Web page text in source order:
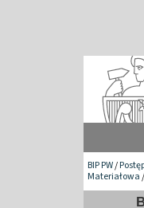
BIP PW/
Materiałowa/